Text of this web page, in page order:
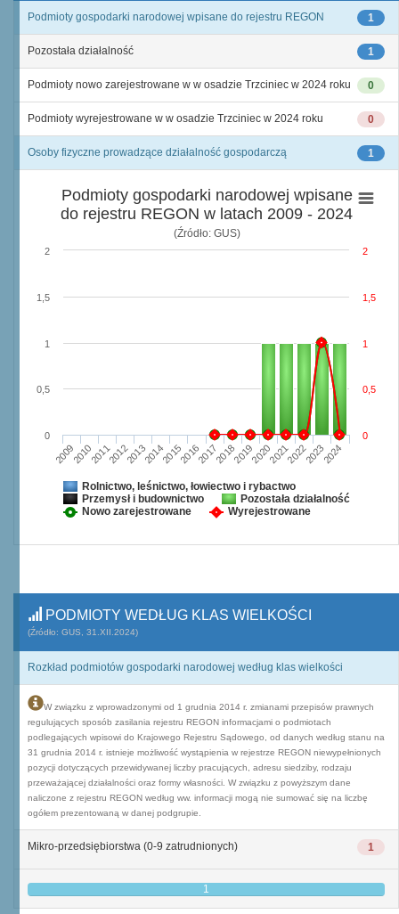
1
Podmioty gospodarki narodowej wpisane do rejestru REGON
1
Pozostała działalność
0
Podmioty nowo zarejestrowane w w osadzie Trzciniec w 2024 roku
0
Podmioty wyrejestrowane w w osadzie Trzciniec w 2024 roku
1
Osoby fizyczne prowadzące działalność gospodarczą
Podmioty gospodarki narodowej wpisane
do rejestru REGON w latach 2009 - 2024
(Źródło: GUS)
2009201020112012201320142015201620172018201920202021202220232024
0
0,5
1
1,5
2
0
0,5
1
1,5
2
Rolnictwo, leśnictwo, łowiectwo i rybactwo
Przemysł i budownictwo
Pozostała działalność
Nowo zarejestrowane
Wyrejestrowane
PODMIOTY WEDŁUG KLAS WIELKOŚCI
(Źródło: GUS, 31.XII.2024)
Rozkład podmiotów gospodarki narodowej według klas wielkości
W związku z wprowadzonymi od 1 grudnia 2014 r. zmianami przepisów prawnych
regulujących sposób zasilania rejestru REGON informacjami o podmiotach
podlegających wpisowi do Krajowego Rejestru Sądowego, od danych według stanu na
31 grudnia 2014 r. istnieje możliwość wystąpienia w rejestrze REGON niewypełnionych
pozycji dotyczących przewidywanej liczby pracujących, adresu siedziby, rodzaju
przeważającej działalności oraz formy własności. W związku z powyższym dane
naliczone z rejestru REGON według ww. informacji mogą nie sumować się na liczbę
ogółem prezentowaną w danej podgrupie.
1
Mikro-przedsiębiorstwa (0-9 zatrudnionych)
1